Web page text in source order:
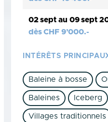
02 sept au 09 sept
dès CHF 9’000.-
INTÉRÊTS
Baleine à bosse
Baleines Iceberg
Villages traditionnels